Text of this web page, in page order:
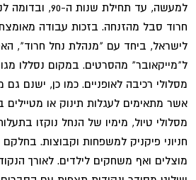
למעשה, עד תחילת
חרוד סבל מהזנחה. בזכות עבודה
לישראל, ביחד עם "מנהלת נחל חרוד",
ל"מייקאובר" מהסרטים. במקום נסללו
מסלולי רכיבה לאופניים. כמו כן, ישנם גם
אשר מתאימים לעגלות תינוק או מטיילים
מסלולי טיול, מימיו של הנחל נוקזו
חניוני פיקניק למשפחות וקבוצות. בחלקם
מוצלים ואף משחקים לילדים. לאורך